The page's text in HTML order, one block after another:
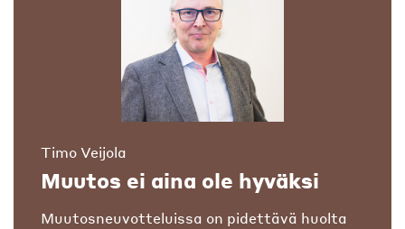
Timo Veijola
Muutos ei aina ole hyväksi
Muutosneuvotteluissa on pidettävä huolta